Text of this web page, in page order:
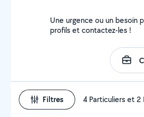
Une urgence ou un besoin
profils et contactez-les !
Filtres 4 Particuliers et